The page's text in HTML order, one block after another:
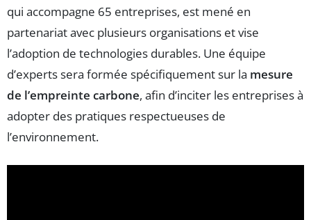
qui accompagne 65 entreprises, est mené en
partenariat avec plusieurs organisations et vise
l’adoption de technologies durables. Une équipe
d’experts sera formée spécifiquement sur la mesure
de l’empreinte carbone, afin d’inciter les entreprises à
adopter des pratiques respectueuses de
l’environnement.